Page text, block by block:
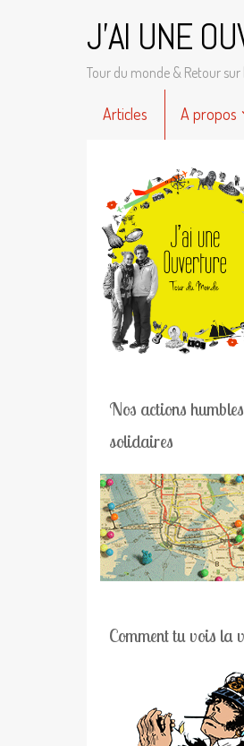
J'AI UNE
Tour du monde & Retour sur
Articles A propos
Nos actions
solidaires
Comment tu vois la